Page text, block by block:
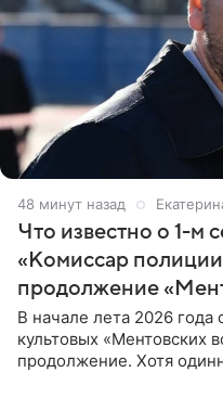
48 минут назад
Что известно о 1-м
«Комиссар
продолжение
В начале лета 2026 года
культовых «Ментовских
продолжение. Хотя